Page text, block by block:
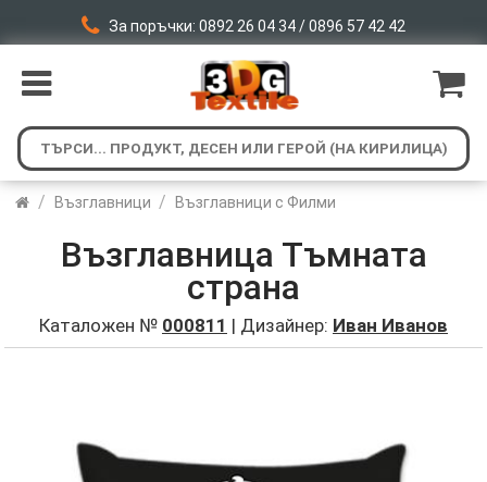
За поръчки: 0892 26 04 34 / 0896 57 42 42
/ Възглавници / Възглавници с Филми
Възглавница Тъмната
страна
Каталожен № 000811 | Дизайнер: Иван Иванов